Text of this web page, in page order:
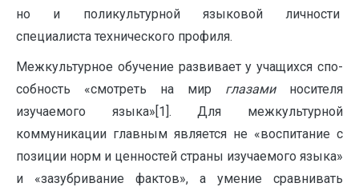
но и поликультурной языковой личности
специалиста технического профиля.
Межкультурное обучение развивает у учащихся спо­
собность «смотреть на мир глазами носителя
изучаемого языка»[1]. Для межкультурной
коммуникации главным является не «воспитание с
позиции норм и ценностей страны изучаемого язы­ка»
и «зазубривание фактов», а умение сравнивать